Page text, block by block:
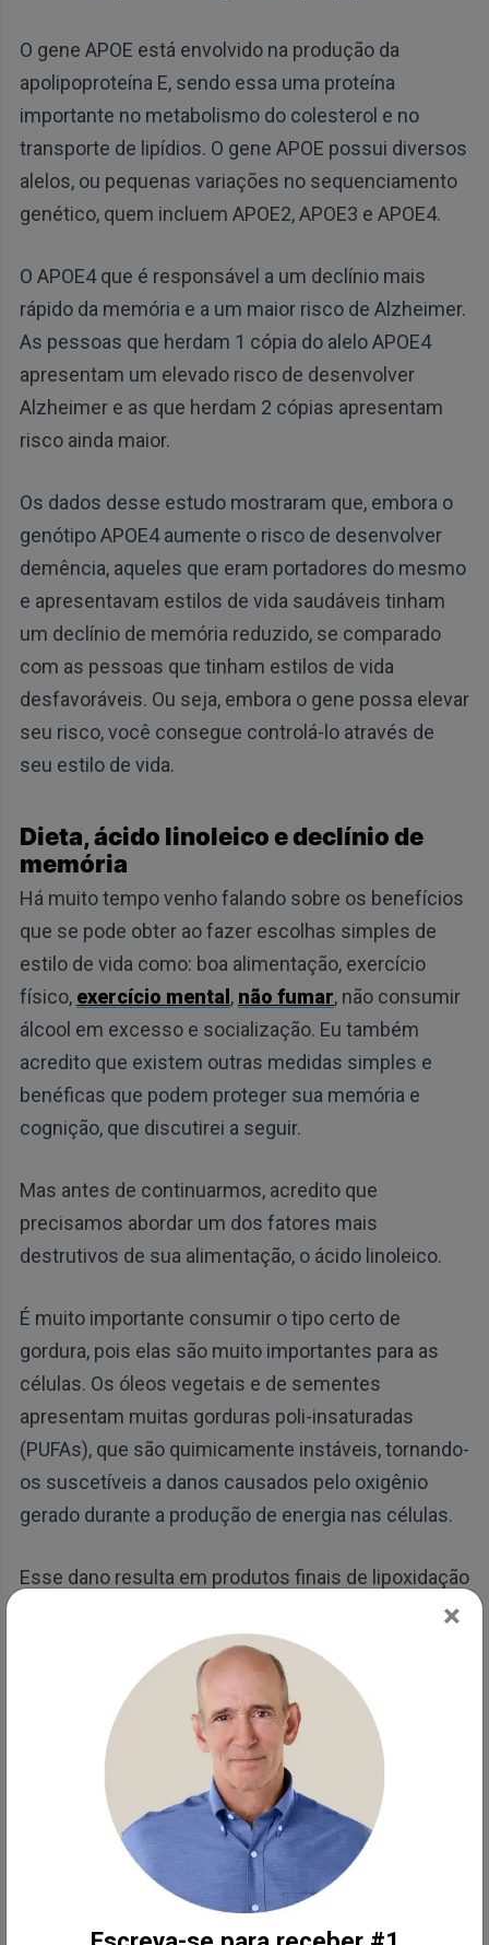
O gene APOE está envolvido na produção da
apolipoproteína E, sendo essa uma proteína
importante no metabolismo do colesterol e no
transporte de lipídios. O gene APOE possui diversos
alelos, ou pequenas variações no sequenciamento
genético, quem incluem APOE2, APOE3 e APOE4.
O APOE4 que é responsável a um declínio mais
rápido da memória e a um maior risco de Alzheimer.
As pessoas que herdam 1 cópia do alelo APOE4
apresentam um elevado risco de desenvolver
Alzheimer e as que herdam 2 cópias apresentam
risco ainda maior.
Os dados desse estudo mostraram que, embora o
genótipo APOE4 aumente o risco de desenvolver
demência, aqueles que eram portadores do mesmo
e apresentavam estilos de vida saudáveis tinham
um declínio de memória reduzido, se comparado
com as pessoas que tinham estilos de vida
desfavoráveis. Ou seja, embora o gene possa elevar
seu risco, você consegue controlá-lo através de
seu estilo de vida.
Dieta, ácido linoleico e declínio de
memória
Há muito tempo venho falando sobre os benefícios
que se pode obter ao fazer escolhas simples de
estilo de vida como: boa alimentação, exercício
físico, exercício mental , não fumar, não consumir
álcool em excesso e socialização. Eu também
acredito que existem outras medidas simples e
benéficas que podem proteger sua memória e
cognição, que discutirei a seguir.
Mas antes de continuarmos, acredito que
precisamos abordar um dos fatores mais
destrutivos de sua alimentação, o ácido linoleico.
É muito importante consumir o tipo certo de
gordura, pois elas são muito importantes para as
células. Os óleos vegetais e de sementes
apresentam muitas gorduras poli-insaturadas
(PUFAs), que são quimicamente instáveis, tornando-
os suscetíveis a danos causados ​​pelo oxigênio
gerado durante a produção de energia nas células.
Esse dano resulta em produtos finais de lipoxidação
membranas celulares, proteínas, mitocôndrias e
seu DNA. Pior ainda, os PUFAs são integrados às
membranas celulares, onde podem permanecer
durante 5 a 7 anos.
No artigo acima, eu explico o porquê dos óleos de
sementes serem piores que o açúcar, e como o
consumo de LA pode impactar em sua saúde,
incluindo o aumento do risco de comprometimento
da memória e do Alzheimer.
×